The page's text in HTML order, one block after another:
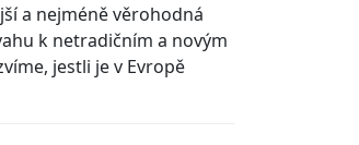
a nejméně věrohodná
k netradičním a novým
jestli je v Evropě